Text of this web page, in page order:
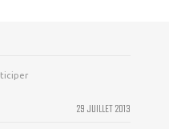
29 JUILLET 2013